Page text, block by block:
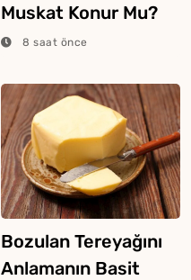
Muskat Konur Mu?
8 saat önce
Bozulan Tereyağını
Anlamanın Basit